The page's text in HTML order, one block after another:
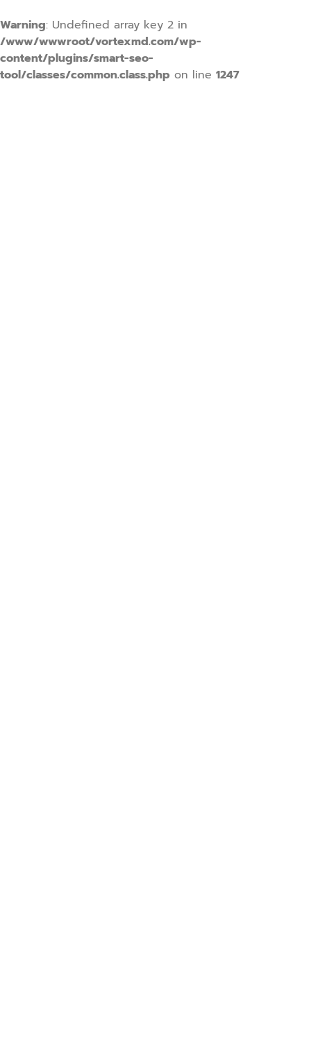
Warning: Undefined array key 2 in
/www/wwwroot/vortexmd.com/wp-
content/plugins/smart-seo-
tool/classes/common.class.php on line 1247